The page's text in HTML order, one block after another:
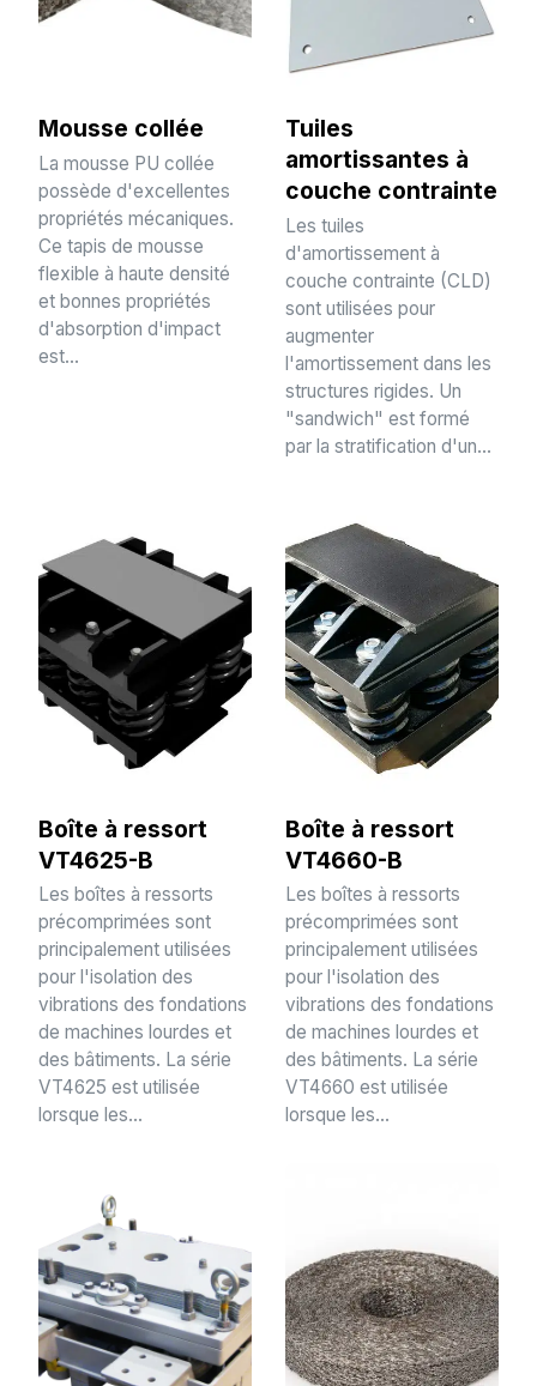
Mousse collée
La mousse PU collée
possède d'excellentes
propriétés mécaniques.
Ce tapis de mousse
flexible à haute densité
et bonnes propriétés
d'absorption d'impact
est...
Tuiles
amortissantes à
couche contrainte
Les tuiles
d'amortissement à
couche contrainte (CLD)
sont utilisées pour
augmenter
l'amortissement dans les
structures rigides. Un
"sandwich" est formé
par la stratification d'un...
Boîte à ressort
VT4625-B
Les boîtes à ressorts
précomprimées sont
principalement utilisées
pour l'isolation des
vibrations des fondations
de machines lourdes et
des bâtiments. La série
VT4625 est utilisée
lorsque les...
Boîte à ressort
VT4660-B
Les boîtes à ressorts
précomprimées sont
principalement utilisées
pour l'isolation des
vibrations des fondations
de machines lourdes et
des bâtiments. La série
VT4660 est utilisée
lorsque les...